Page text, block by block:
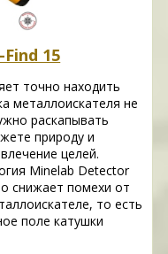
15
точно находить
металлоискателя не
раскапывать
природу и
целей.
Minelab Detector
снижает помехи от
то есть
поле катушки